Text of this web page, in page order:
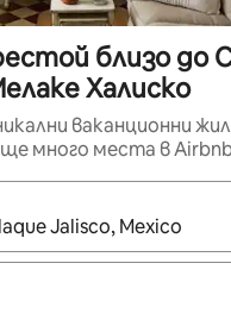
близо до
Халиско
ваканционни
много места в
се покажат,